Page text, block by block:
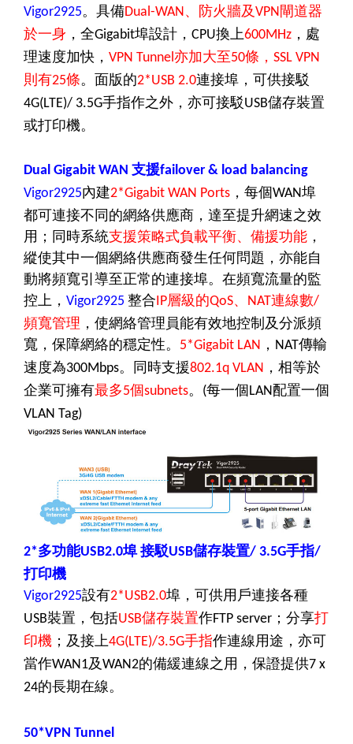
Vigor2925。具備Dual-WAN、防火牆及VPN閘道器
於一身 ，全Gigabit埠設計， CPU換上600MHz ，處
理速度加快， VPN Tunnel亦加大至50條，SSL VPN
則有25條。面版的2*USB 2.0連接埠，可供接駁
4G(LTE)/ 3.5G手指作之外，亦可接駁USB儲存裝置
或打印機。
Dual Gigabit WAN 支援failover & load balancing
Vigor2925內建2*Gigabit WAN Ports ，每個WAN埠
都可連接不同的網絡供應商，達至提升網速之效
用；同時系統支援策略式負載平衡、備援功能 ，
縱使其中一個網絡供應商發生任何問題，亦能自
動將頻寬引導至正常的連接埠。在頻寬流量的監
控上， Vigor2925 整合IP層級的QoS、 NAT連線數/
頻寬管理 ，使網絡管理員能有效地控制及分派頻
寬，保障網絡的穩定性。
5*Gigabit LAN ， NAT傳輸
速度為300Mbps。同時支援802.1q VLAN ，相等於
企業可擁有最多5個subnets。 (每一個LAN配置一個
VLAN Tag)
2*多功能USB2.0埠接駁USB儲存裝置/ 3.5G手指/
打印機
Vigor2925設有2*USB2.0埠，可供用戶連接各種
USB裝置，包括USB儲存裝置作FTP server ；分享打
印機 ；及接上4G(LTE)/3.5G手指作連線用途，亦可
當作WAN1及WAN2的備緩連線之用，保證提供7 x
24的長期在線。
50*VPN Tunnel